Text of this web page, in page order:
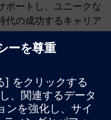
ポートし、ユニークな
代の成功するキャリア
一部になりましょ
シーメンスで世界を
ましょう!